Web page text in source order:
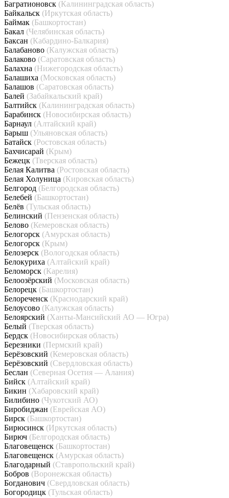
Багратионовск (Калининградская область)
Байкальск (Иркутская область)
Баймак (Башкортостан)
Бакал (Челябинская область)
Баксан (Кабардино-Балкария)
Балабаново (Калужская область)
Балаково (Саратовская область)
Балахна (Нижегородская область)
Балашиха (Московская область)
Балашов (Саратовская область)
Балей (Забайкальский край)
Балтийск (Калининградская область)
Барабинск (Новосибирская область)
Барнаул (Алтайский край)
Барыш (Ульяновская область)
Батайск (Ростовская область)
Бахчисарай (Крым)
Бежецк (Тверская область)
Белая Калитва (Ростовская область)
Белая Холуница (Кировская область)
Белгород (Белгородская область)
Белебей (Башкортостан)
Белёв (Тульская область)
Белинский (Пензенская область)
Белово (Кемеровская область)
Белогорск (Амурская область)
Белогорск (Крым)
Белозерск (Вологодская область)
Белокуриха (Алтайский край)
Беломорск (Карелия)
Белоозёрский (Московская область)
Белорецк (Башкортостан)
Белореченск (Краснодарский край)
Белоусово (Калужская область)
Белоярский (Ханты-Мансийский АО — Югра)
Белый (Тверская область)
Бердск (Новосибирская область)
Березники (Пермский край)
Берёзовский (Кемеровская область)
Берёзовский (Свердловская область)
Беслан (Северная Осетия — Алания)
Бийск (Алтайский край)
Бикин (Хабаровский край)
Билибино (Чукотский АО)
Биробиджан (Еврейская АО)
Бирск (Башкортостан)
Бирюсинск (Иркутская область)
Бирюч (Белгородская область)
Благовещенск (Башкортостан)
Благовещенск (Амурская область)
Благодарный (Ставропольский край)
Бобров (Воронежская область)
Богданович (Свердловская область)
Богородицк (Тульская область)